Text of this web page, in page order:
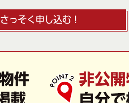
さっそく申し込む！